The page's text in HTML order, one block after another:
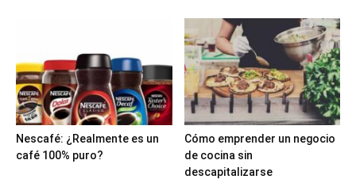
Nescafé: ¿Realmente es un
café 100% puro?
Cómo emprender un negocio
de cocina sin
descapitalizarse